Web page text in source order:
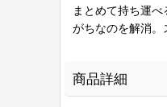
まとめて持ち運
がちなのを解消。
商品詳細